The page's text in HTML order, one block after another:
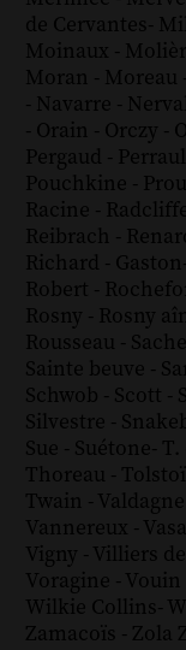
de Cervantes-
Moinaux -
Moran - Moreau -
- Navarre - Nerval
- Orain - Orczy -
Pergaud -
Pouchkine -
Racine -
Reibrach -
Richard - Gaston-
Robert -
Rosny - Rosny
Rousseau -
Sainte beuve -
Schwob - Scott -
Silvestre -
Sue - Suétone- T.
Thoreau -
Twain - Valdagne
Vannereux -
Vigny - Villiers
Voragine - Vouin
Wilkie Collins-
Zamacoïs - Zola